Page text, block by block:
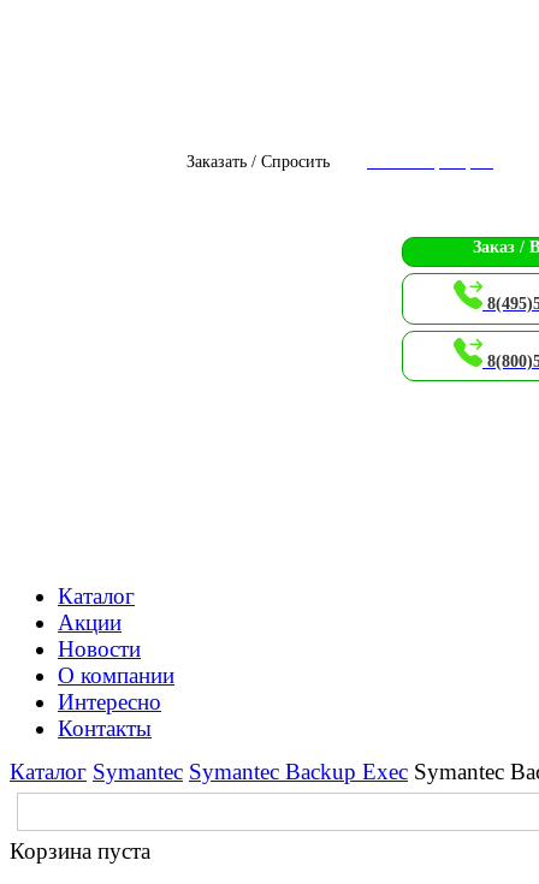
Заказать / Спросить
Заказ /
Каталог
Акции
Новости
О компании
Интересно
Контакты
Каталог Symantec Symantec Backup Exec Symantec
Корзина пуста